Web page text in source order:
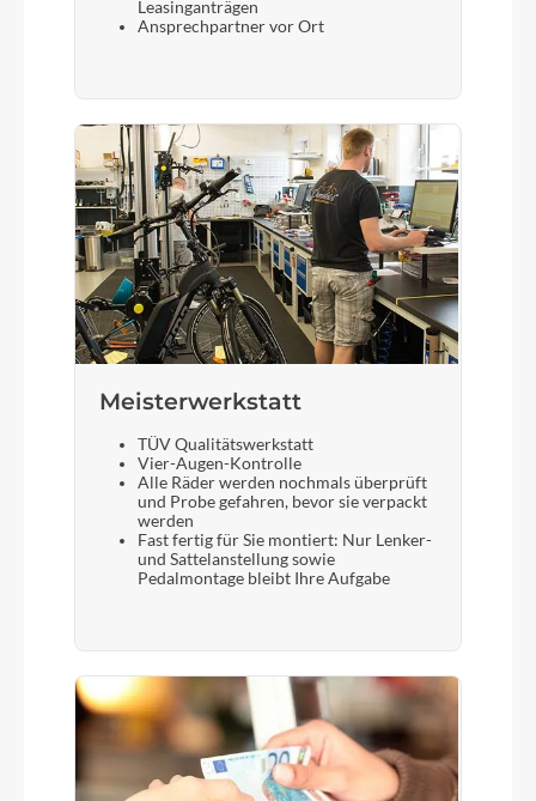
Leasinganträgen
Ansprechpartner vor Ort
Meisterwerkstatt
TÜV Qualitätswerkstatt
Vier-Augen-Kontrolle
Alle Räder werden nochmals überprüft
und Probe gefahren, bevor sie verpackt
werden
Fast fertig für Sie montiert: Nur Lenker-
und Sattelanstellung sowie
Pedalmontage bleibt Ihre Aufgabe